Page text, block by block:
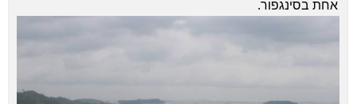
אחת בסינגפור.